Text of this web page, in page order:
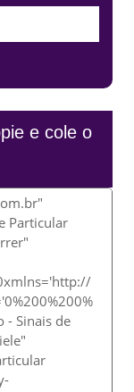
e cole o